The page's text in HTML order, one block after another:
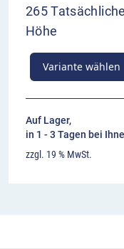
265 Tatsächliche
Höhe
Variante wählen
Auf Lager,
in 1 - 3 Tagen bei
zzgl. 19 % MwSt.